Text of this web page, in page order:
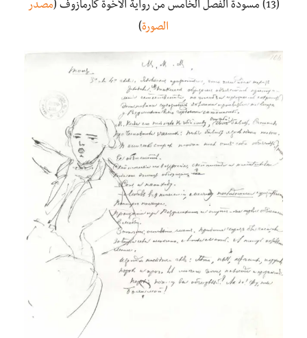
(13) مسودة الفصل الخامس من رواية الأخوة كارمازوف (
مصدر
الصورة)